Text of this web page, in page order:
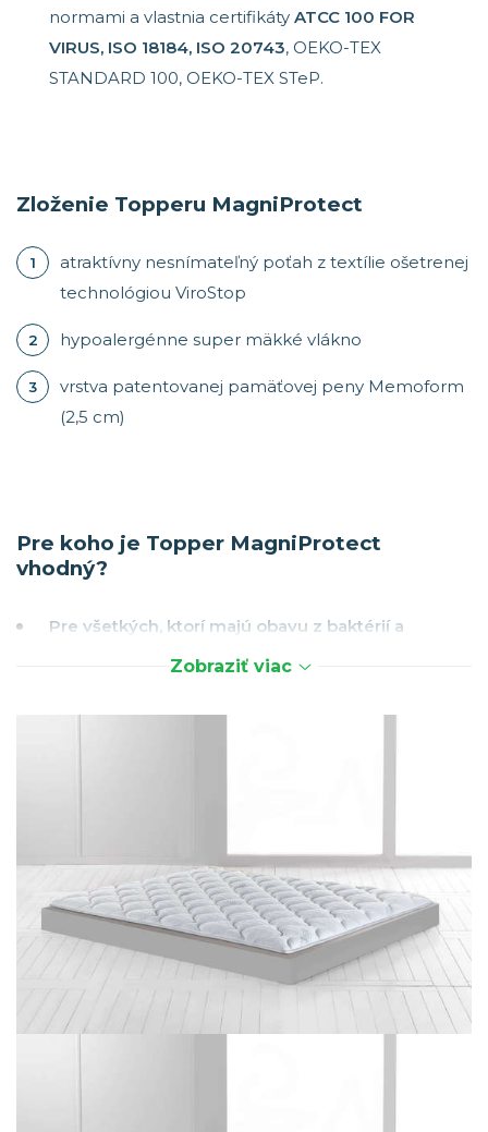
normami a vlastnia certifikáty ATCC 100 FOR
VIRUS, ISO 18184, ISO 20743, OEKO-TEX
STANDARD 100, OEKO-TEX STeP.
Zloženie Topperu MagniProtect
atraktívny nesnímateľný poťah z textílie ošetrenej
technológiou ViroStop
hypoalergénne super mäkké vlákno
vrstva patentovanej pamäťovej peny Memoform
(2,5 cm)
Pre koho je Topper MagniProtect
vhodný?
Pre všetkých, ktorí majú obavu z baktérií a
, ktoré sa v lôžku bežne vyskytujú.
Vírusy a baktérie môžu zásadným spôsobom
ovplyvňovať naše zdravie. Vďaka ich absencii na
matraci, topperi, vankúši alebo
eliminujeme riziko infenkcie z lôžka
ktorom spala nakazená osoba. Pokiaľ je osoba už
nakazená, má istotu, že se lieči/spí v čistom lôžku.
Zobraziť viac